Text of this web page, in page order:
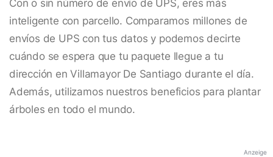
Con o sin número de envío de UPS, eres más
inteligente con parcello. Comparamos millones de
envíos de UPS con tus datos y podemos decirte
cuándo se espera que tu paquete llegue a tu
dirección en Villamayor De Santiago durante el día.
Además, utilizamos nuestros beneficios para plantar
árboles en todo el mundo.
Anzeige